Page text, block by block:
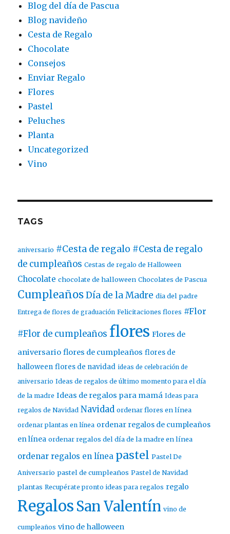
Blog del día de Pascua
Blog navideño
Cesta de Regalo
Chocolate
Consejos
Enviar Regalo
Flores
Pastel
Peluches
Planta
Uncategorized
Vino
TAGS
aniversario #Cesta de regalo #Cesta de regalo
de cumpleaños Cestas de regalo de Halloween
Chocolate chocolate de halloween Chocolates de Pascua
Cumpleaños Día de la Madre dia del padre
Entrega de flores de graduación Felicitaciones flores #Flor
#Flor de cumpleaños flores Flores de
aniversario flores de cumpleaños flores de
halloween flores de navidad ideas de celebración de
aniversario Ideas de regalos de último momento para el día
de la madre Ideas de regalos para mamá Ideas para
regalos de Navidad Navidad ordenar flores en línea
ordenar plantas en línea ordenar regalos de cumpleaños
en línea ordenar regalos del día de la madre en línea
ordenar regalos en línea pastel Pastel De
Aniversario pastel de cumpleaños Pastel de Navidad
plantas Recupérate pronto ideas para regalos regalo
Regalos San Valentín vino de
cumpleaños vino de halloween